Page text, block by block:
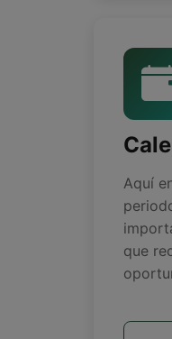
Aquí
que